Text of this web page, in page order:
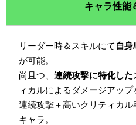
キャラ性能
リーダー時＆スキルにて 自身
が可能。
尚且つ、連続攻撃に特化した
ィカルによるダメージアップ
連続攻撃＋高いクリティカ
キャラ。